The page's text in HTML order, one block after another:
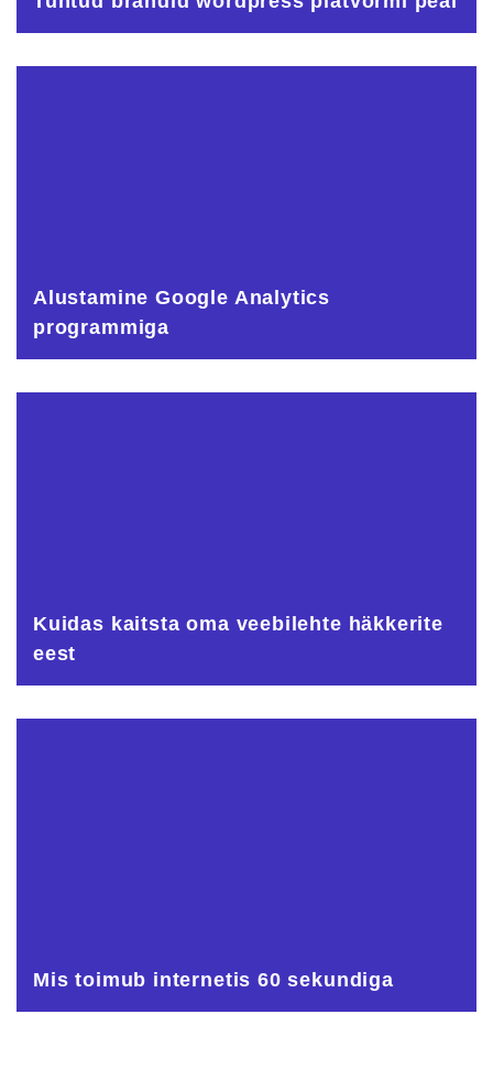
Alustamine Google Analytics
programmiga
Kuidas kaitsta oma veebilehte häkkerite
eest
Mis toimub internetis 60 sekundiga